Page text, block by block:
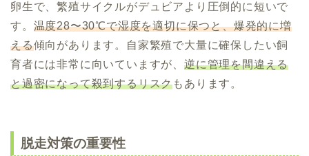
卵生で、繁殖サイクルがデュビアより圧倒的に短いで
す。 温度28〜30℃で湿度を適切に保つと、爆発的に増
える傾向があります。自家繁殖で大量に確保したい飼
育者には非常に向いていますが、 逆に管理を間違える
と過密になって殺到するリスクもあります。
脱走対策の重要性